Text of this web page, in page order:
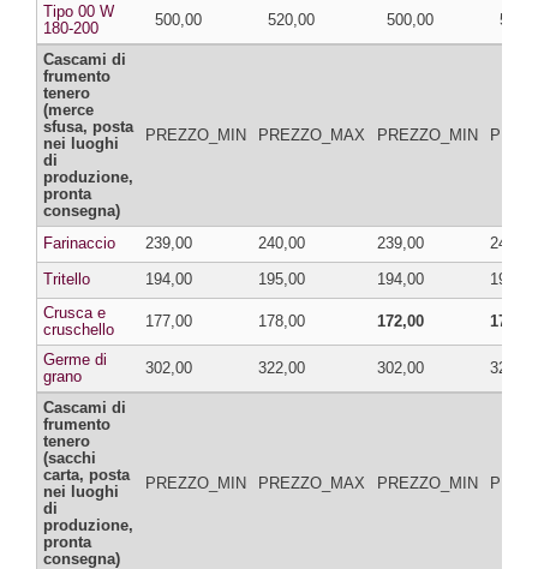
Tipo 00 W
180-200
500,00 520,00 500,00
Cascami di
frumento
tenero
(merce
sfusa, posta
nei luoghi
di
produzione,
pronta
consegna)
PREZZO_MIN PREZZO_MAX PREZZO_MIN
Farinaccio 239,00 240,00 239,00
240,00
Tritello
194,00 195,00 194,00
195,00
Crusca e
cruschello
177,00 178,00 172,00 177,00
Germe di
grano
302,00 322,00 302,00 322,00
Cascami di
frumento
tenero
(sacchi
carta, posta
nei luoghi
di
produzione,
pronta
consegna)
PREZZO_MIN PREZZO_MAX PREZZO_MIN